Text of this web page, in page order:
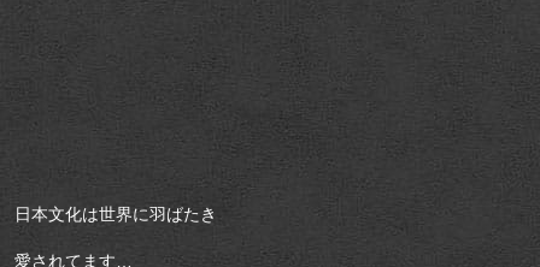
日本文化は世界に羽ばたき
愛されてます…